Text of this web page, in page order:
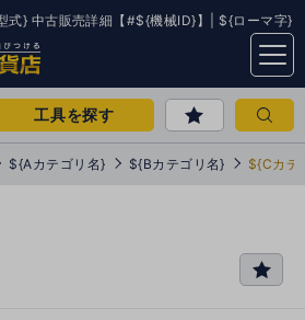
式} 中古販売詳細【#${機械ID}】| ${ローマ字}
menu
工具を探す
${Aカテゴリ名} ${Bカテゴリ名} ${Cカテ
favo